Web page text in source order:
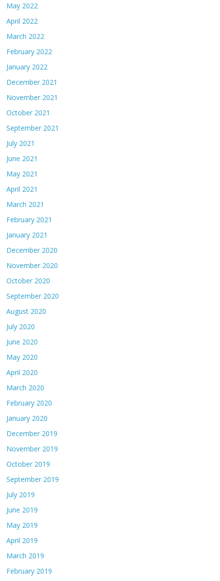
May 2022
April 2022
March 2022
February 2022
January 2022
December 2021
November 2021
October 2021
September 2021
July 2021
June 2021
May 2021
April 2021
March 2021
February 2021
January 2021
December 2020
November 2020
October 2020
September 2020
August 2020
July 2020
June 2020
May 2020
April 2020
March 2020
February 2020
January 2020
December 2019
November 2019
October 2019
September 2019
July 2019
June 2019
May 2019
April 2019
March 2019
February 2019